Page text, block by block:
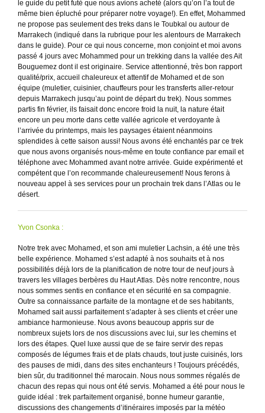
le guide du petit futé que nous avions acheté (alors qu’on l’a tout de
même bien épluché pour préparer notre voyage!). En effet, Mohammed
ne propose pas seulement des treks dans le Toubkal ou autour de
Marrakech (indiqué dans la rubrique pour les alentours de Marrakech
dans le guide). Pour ce qui nous concerne, mon conjoint et moi avons
passé 4 jours avec Mohammed pour un trekking dans la vallée des Ait
Bouguemez dont il est originaire. Service attentionné, très bon rapport
qualité/prix, accueil chaleureux et attentif de Mohamed et de son
équipe (muletier, cuisinier, chauffeurs pour les transferts aller-retour
depuis Marrakech jusqu’au point de départ du trek). Nous sommes
partis fin février, ils faisait donc encore froid la nuit, la nature était
encore un peu morte dans cette vallée agricole et verdoyante à
l’arrivée du printemps, mais les paysages étaient néanmoins
splendides à cette saison aussi! Nous avons été enchantés par ce trek
que nous avons organisés nous-même en toute confiance par email et
téléphone avec Mohammed avant notre arrivée. Guide expérimenté et
compétent que l’on recommande chaleureusement! Nous ferons à
nouveau appel à ses services pour un prochain trek dans l’Atlas ou le
désert.
Yvon Csonka :
Notre trek avec Mohamed, et son ami muletier Lachsin, a été une très
belle expérience. Mohamed s’est adapté à nos souhaits et à nos
possibilités déjà lors de la planification de notre tour de neuf jours à
travers les villages berbères du Haut Atlas. Dès notre rencontre, nous
nous sommes sentis en confiance et en sécurité en sa compagnie.
Outre sa connaissance parfaite de la montagne et de ses habitants,
Mohamed sait aussi parfaitement s’adapter à ses clients et créer une
ambiance harmonieuse. Nous avons beaucoup appris sur de
nombreux sujets lors de nos discussions avec lui, sur les chemins et
lors des étapes. Quel luxe aussi que de se faire servir des repas
composés de légumes frais et de plats chauds, tout juste cuisinés, lors
des pauses de midi, dans des sites enchanteurs ! Toujours précédés,
bien sûr, du traditionnel thé marocain. Nous nous sommes régalés de
chacun des repas qui nous ont été servis. Mohamed a été pour nous le
guide idéal : trek parfaitement organisé, bonne humeur garantie,
discussions des changements d’itinéraires imposés par la météo